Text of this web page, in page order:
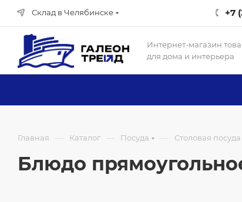
Склад в Челябинске +7
Интернет-магазин
для дома и интерьера
Главная — Каталог — Посуда — Столовая
Блюдо